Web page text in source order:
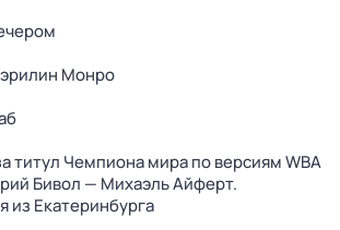
Монро
титул Чемпиона мира по версиям WBA
Бивол — Михаэль Айферт.
из Екатеринбурга